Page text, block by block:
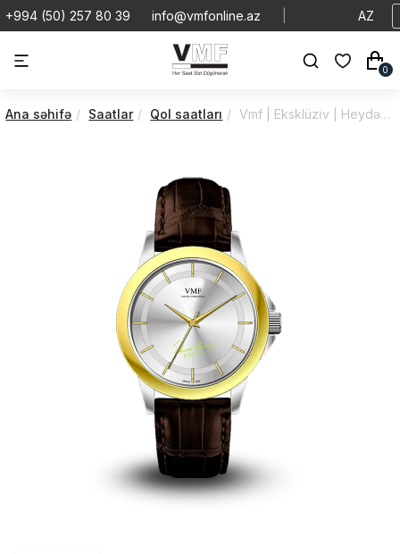
+994 (50) 257 80 39 info@vmfonline.az AZ
0
Ana səhifə Saatlar Qol saatları Vmf | Eksklüzi̇v | Heydər Əli̇yev 100 | V3144/4MR0/2M7/44/HA